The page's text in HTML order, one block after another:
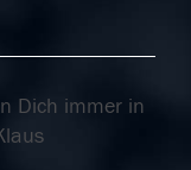
Dich immer in